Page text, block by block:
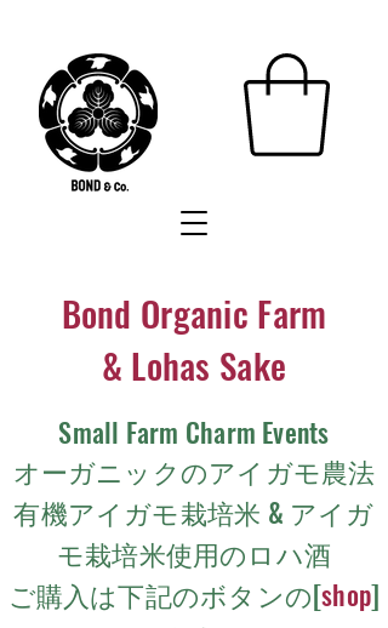
Small Farm Charm Events
オーガニックのアイガモ農法
有機アイガモ栽培米 & アイガ
モ栽培米使用のロハ酒
​ご購入は下記のボタンの[shop]
Bond Organic Farm
& Lohas Sake